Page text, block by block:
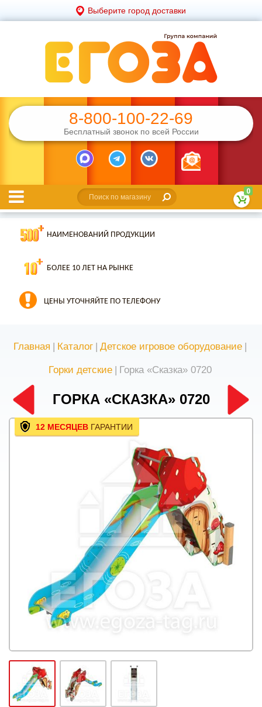
Выберите город доставки
8-800-100-22-69
Бесплатный звонок по всей России
0
НАИМЕНОВАНИЙ ПРОДУКЦИИ
БОЛЕЕ 10 ЛЕТ НА РЫНКЕ
ЦЕНЫ УТОЧНЯЙТЕ ПО ТЕЛЕФОНУ
Главная | Каталог | Детское игровое оборудование |
Горки детские | Горка «Сказка» 0720
ГОРКА «СКАЗКА» 0720
12 МЕСЯЦЕВ ГАРАНТИИ